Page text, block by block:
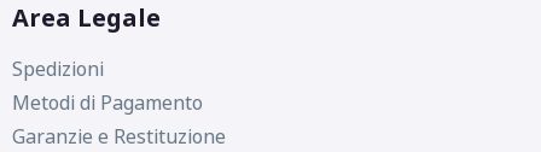
Area Legale
Spedizioni
Metodi di Pagamento
Garanzie e Restituzione